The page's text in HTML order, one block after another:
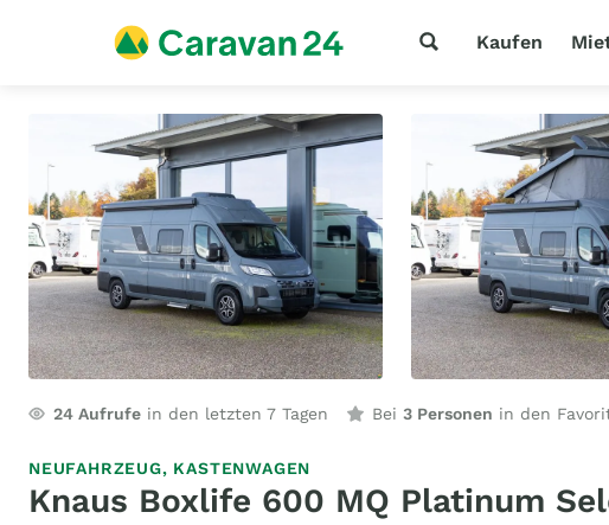
Kaufen
24 Aufrufe in den letzten 7 Tagen Bei 3 Personen in den
NEUFAHRZEUG, KASTENWAGEN
Knaus Boxlife 600 MQ Platinum